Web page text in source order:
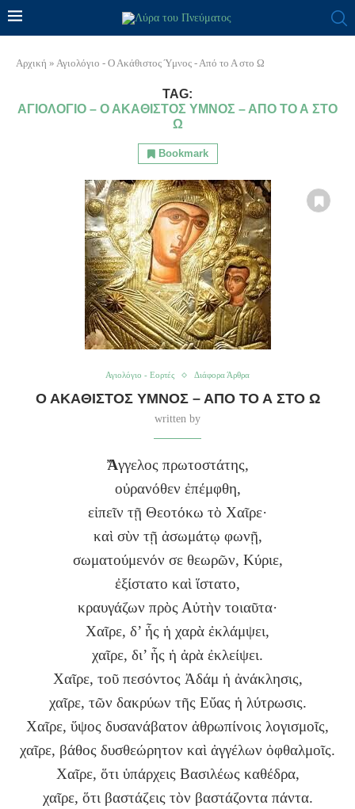
Αρχική » Αγιολόγιο - Ο Ακάθιστος Ύμνος - Από το Α στο Ω
TAG:
ΑΓΙΟΛΌΓΙΟ – Ο ΑΚΆΘΙΣΤΟΣ ΎΜΝΟΣ – ΑΠΌ ΤΟ Α ΣΤΟ
Ω
Bookmark
Αγιολόγιο - Εορτές Διάφορα Άρθρα
Ο ΑΚΆΘΙΣΤΟΣ ΎΜΝΟΣ – ΑΠΌ ΤΟ Α ΣΤΟ Ω
written by
Ἄγγελος πρωτοστάτης,
οὐρανόθεν ἐπέμφθη,
εἰπεῖν τῇ Θεοτόκω τὸ Χαῖρε·
καὶ σὺν τῇ ἀσωμάτῳ φωνῇ,
σωματούμενόν σε θεωρῶν, Κύριε,
ἐξίστατο καὶ ἵστατο,
κραυγάζων πρὸς Αὐτὴν τοιαῦτα·
Χαῖρε, δ’ ἧς ἡ χαρὰ ἐκλάμψει,
χαῖρε, δι’ ἧς ἡ ἀρὰ ἐκλείψει.
Χαῖρε, τοῦ πεσόντος Ἀδάμ ἡ ἀνάκλησις,
χαῖρε, τῶν δακρύων τῆς Εὔας ἡ λύτρωσις.
Χαῖρε, ὕψος δυσανάβατον ἀθρωπίνοις λογισμοῖς,
χαῖρε, βάθος δυσθεώρητον καὶ ἀγγέλων ὀφθαλμοῖς.
Χαῖρε, ὅτι ὑπάρχεις Βασιλέως καθέδρα,
χαῖρε, ὅτι βαστάζεις τὸν βαστάζοντα πάντα.